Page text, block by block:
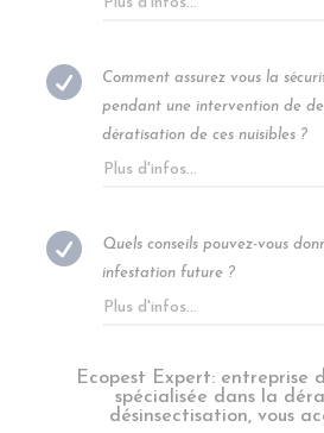

Comment assurez vous la
pendant une intervention de
dératisation de ces nuisibles ?
Plus d'infos...

Quels conseils pouvez-vous
infestation future ?
Plus d'infos...
Ecopest Expert: entreprise
spécialisée dans la
désinsectisation, vous